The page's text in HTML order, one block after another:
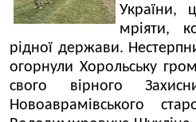
України,
мріяти,
рідної держави.
огорнули Хорольську
свого вірного
Новоаврамівського